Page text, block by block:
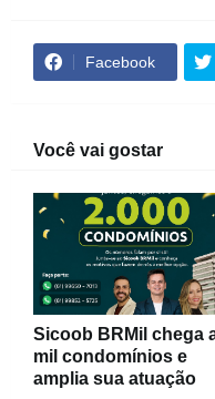
Facebook
Você vai gostar
Sicoob BRMil chega
mil condomínios e
amplia sua atuação